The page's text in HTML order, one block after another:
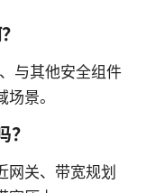
与其他安全组件
景。
网关、带宽规划